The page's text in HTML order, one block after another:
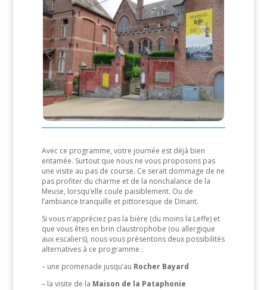
Avec ce programme, votre journée est déjà bien
entamée. Surtout que nous ne vous proposons pas
une visite au pas de course. Ce serait dommage de ne
pas profiter du charme et de la nonchalance de la
Meuse, lorsqu’elle coule paisiblement. Ou de
l’ambiance tranquille et pittoresque de Dinant.
Si vous n’appréciez pas la bière (du moins la Leffe) et
que vous êtes en brin claustrophobe (ou allergique
aux escaliers), nous vous présentons deux possibilités
alternatives à ce programme :
– une promenade jusqu’au Rocher Bayard
– la visite de la Maison de la Pataphonie